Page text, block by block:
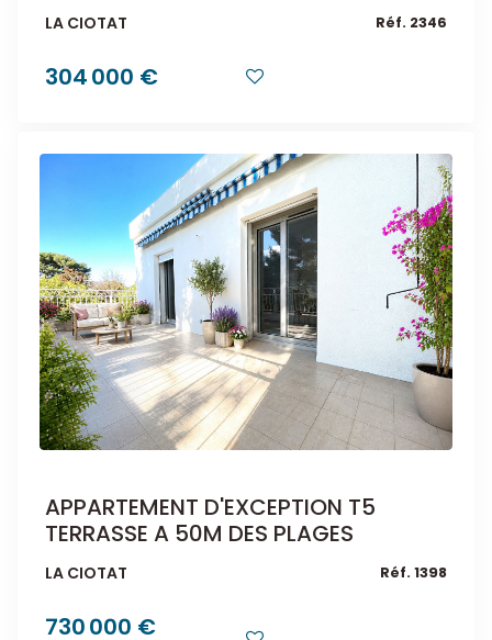
LA CIOTAT Réf. 2346
304 000 €
APPARTEMENT D'EXCEPTION T5
TERRASSE A 50M DES PLAGES
LA CIOTAT Réf. 1398
730 000 €